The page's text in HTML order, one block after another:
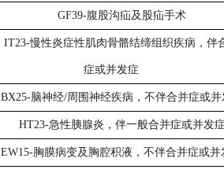
GF39-腹股沟疝及股疝手术
IT23-慢性炎症性肌肉骨骼结缔组织疾病，伴
症或并发症
BX25-脑神经/周围神经疾病，不伴合并症或并
HT23-急性胰腺炎，伴一般合并症或并发
EW15-胸膜病变及胸腔积液，不伴合并症或并